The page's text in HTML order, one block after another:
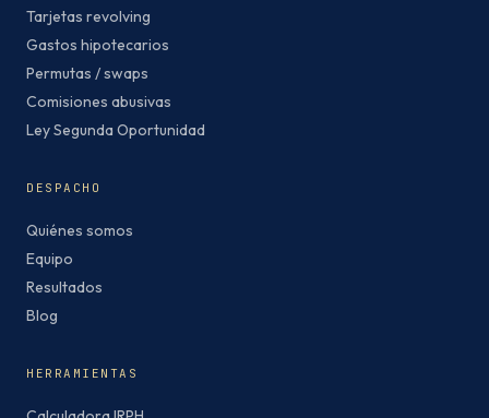
Tarjetas revolving
Gastos hipotecarios
Permutas / swaps
Comisiones abusivas
Ley Segunda Oportunidad
DESPACHO
Quiénes somos
Equipo
Resultados
Blog
HERRAMIENTAS